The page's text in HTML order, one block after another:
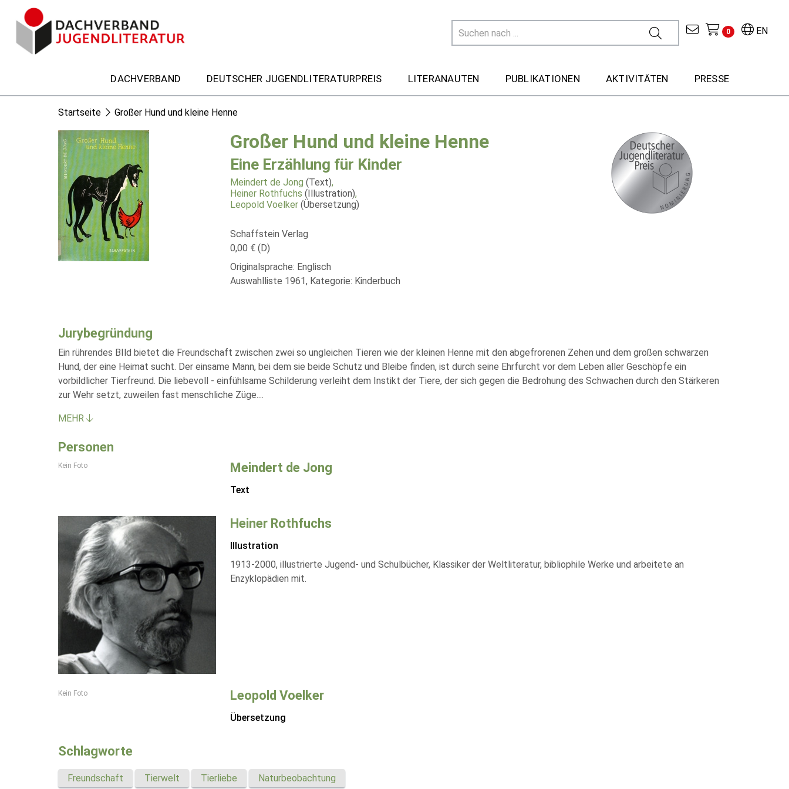
EN
0
DACHVERBAND DEUTSCHER JUGENDLITERATURPREIS LITERANAUTEN PUBLIKATIONEN AKTIVITÄTEN PRESSE
Startseite Großer Hund und kleine Henne
Großer Hund und kleine Henne
Eine Erzählung für Kinder
Meindert de Jong (Text),
Heiner Rothfuchs (Illustration),
Leopold Voelker (Übersetzung)
Schaffstein Verlag
0,00 € (D)
Originalsprache: Englisch
Auswahlliste 1961, Kategorie: Kinderbuch
Jurybegründung
Ein rührendes BIld bietet die Freundschaft zwischen zwei so ungleichen Tieren wie der kleinen Henne mit den abgefrorenen Zehen und dem großen schwarzen
Hund, der eine Heimat sucht. Der einsame Mann, bei dem sie beide Schutz und Bleibe finden, ist durch seine Ehrfurcht vor dem Leben aller Geschöpfe ein
vorbildlicher Tierfreund. Die liebevoll - einfühlsame Schilderung verleiht dem Instikt der Tiere, der sich gegen die Bedrohung des Schwachen durch den Stärkeren
zur Wehr setzt, zuweilen fast menschliche Züge....
MEHR
Personen
Kein Foto Meindert de Jong
Text
Heiner Rothfuchs
Illustration
1913-2000, illustrierte Jugend- und Schulbücher, Klassiker der Weltliteratur, bibliophile Werke und arbeitete an
Enzyklopädien mit.
Kein Foto Leopold Voelker
Übersetzung
Schlagworte
Freundschaft Tierwelt Tierliebe Naturbeobachtung